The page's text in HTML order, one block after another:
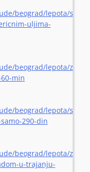
beograd/lepota/
uljima-
beograd/lepota/znet/
min
beograd/lepota/
290-din
beograd/lepota/znet/
u-trajanju-